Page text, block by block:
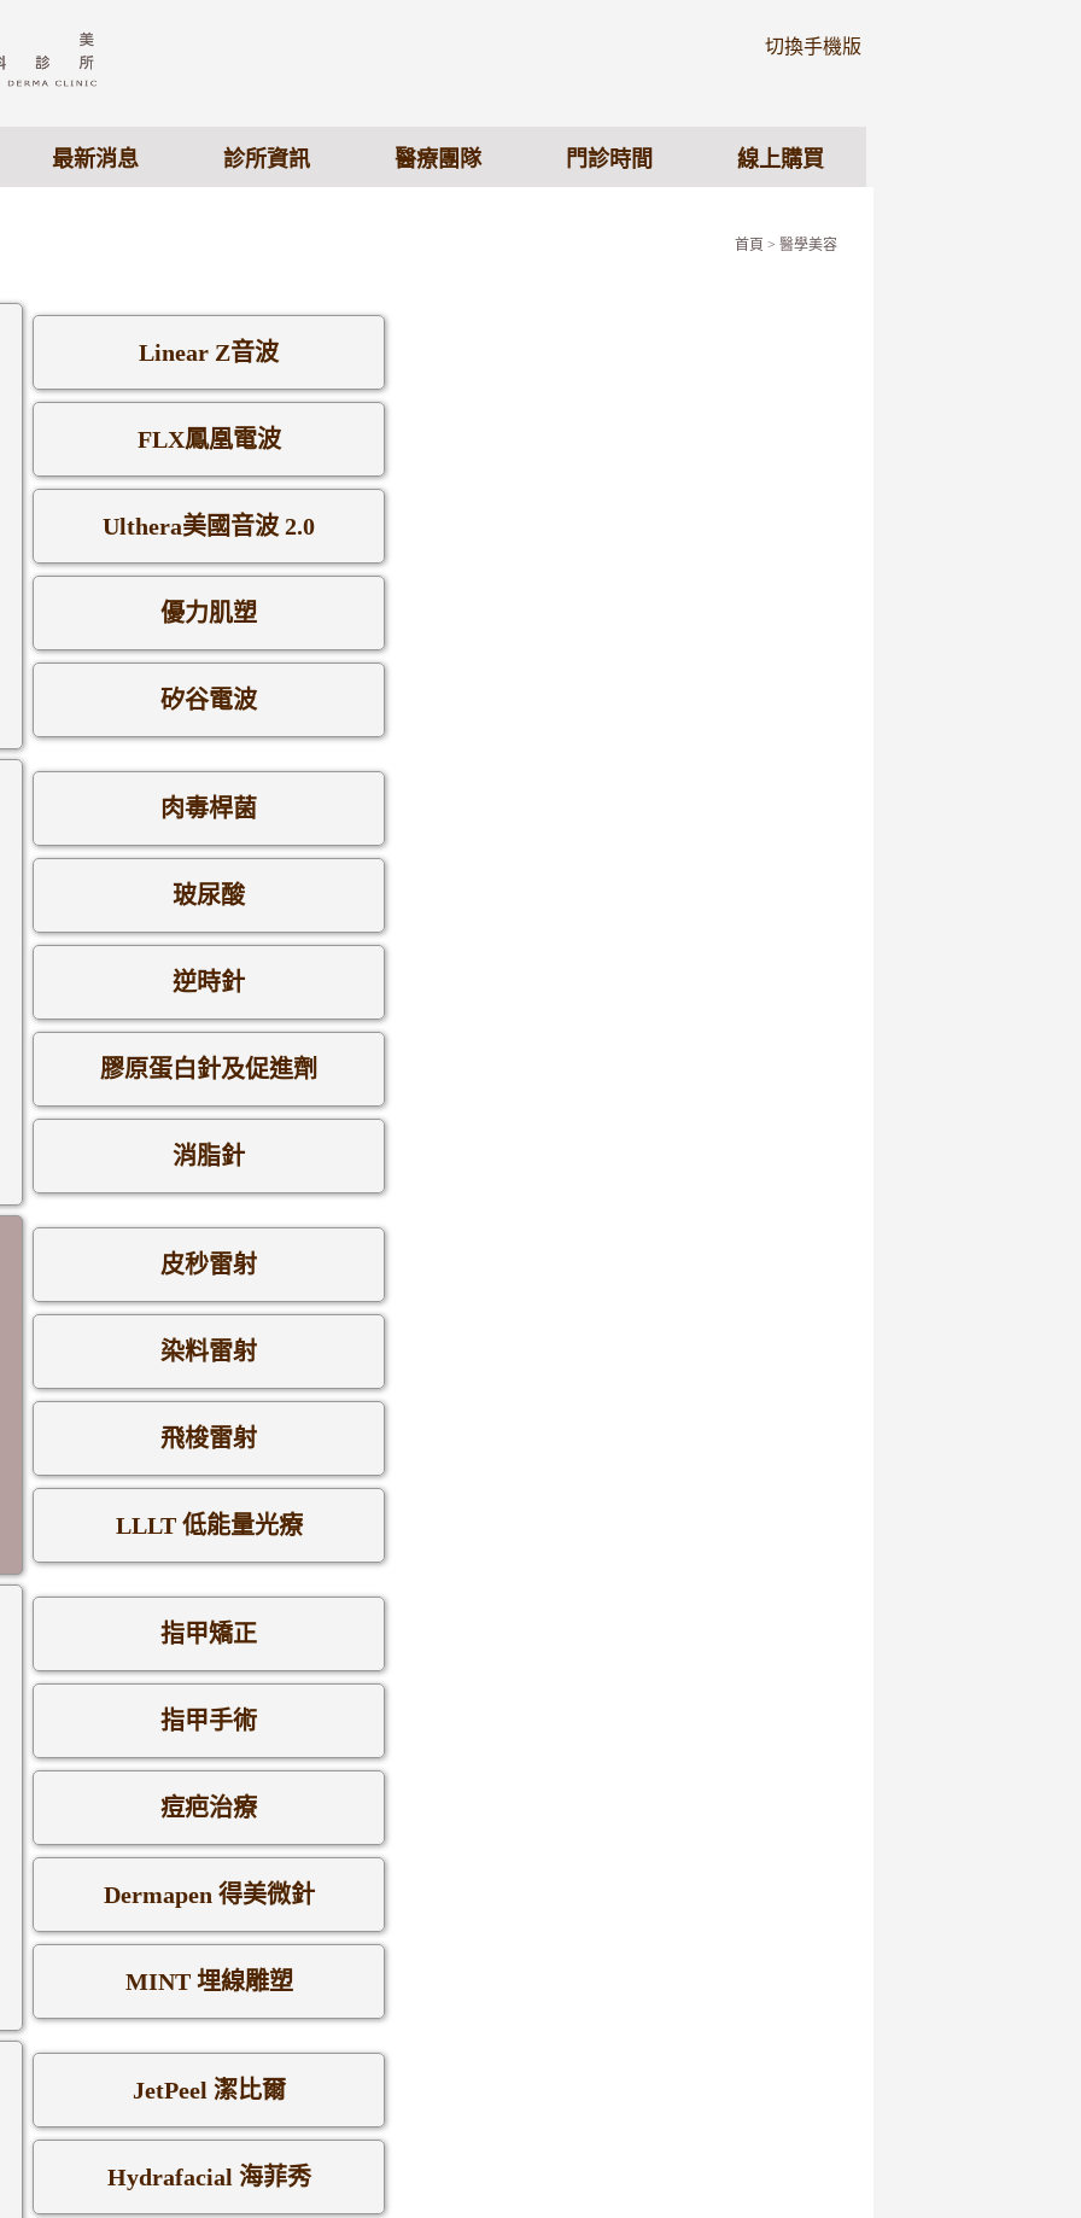
切換手機版
最新消息 診所資訊 醫療團隊 門診時間 線上購買
首頁 > 醫學美容
Linear Z音波
FLX鳳凰電波
Ulthera美國音波 2.0
優力肌塑
矽谷電波
肉毒桿菌
玻尿酸
逆時針
膠原蛋白針及促進劑
消脂針
皮秒雷射
染料雷射
飛梭雷射
LLLT 低能量光療
指甲矯正
指甲手術
痘疤治療
Dermapen 得美微針
MINT 埋線雕塑
JetPeel 潔比爾
Hydrafacial 海菲秀